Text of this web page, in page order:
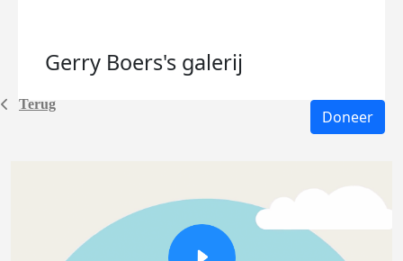
Terug
Gerry Boers's galerij
Doneer